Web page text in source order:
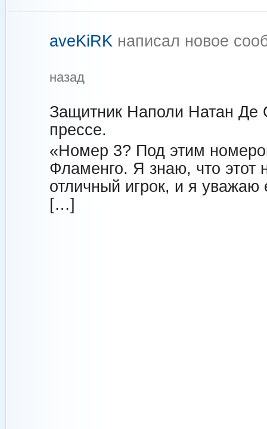
aveKiRKнаписал новое
назад
Защитник Наполи Натан Де
прессе.
«Номер 3? Под этим
Фламенго. Я знаю, что
отличный игрок, и я
[…]